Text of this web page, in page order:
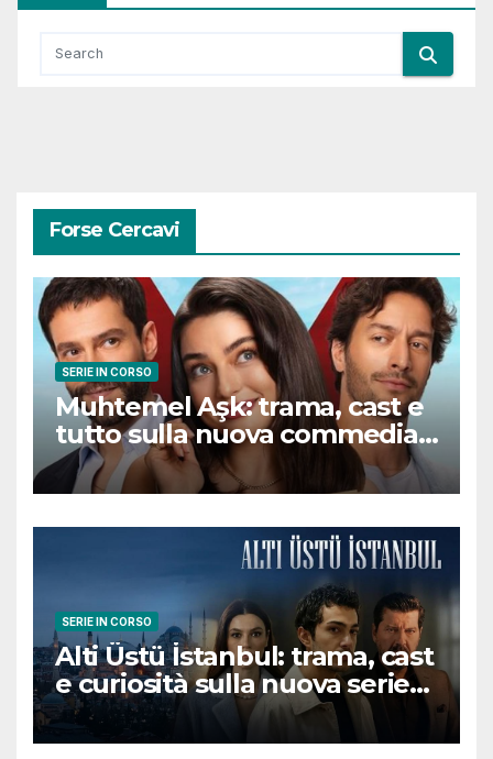
Forse Cercavi
SERIE IN CORSO
Muhtemel Aşk: trama, cast e
tutto sulla nuova commedia
romantica turca che
conquisterà il pubblico
SERIE IN CORSO
Alti Üstü İstanbul: trama, cast
e curiosità sulla nuova serie
turca ambientata a Ziyanker